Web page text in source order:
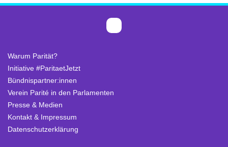
Warum Parität?
Initiative #ParitaetJetzt
Bündnispartner:innen
Verein Parité in den Parlamenten
Presse & Medien
Kontakt & Impressum
Datenschutzerklärung